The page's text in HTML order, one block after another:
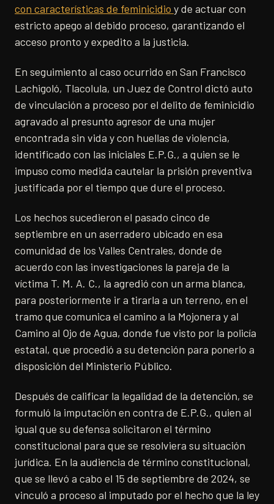
con características de feminicidio y de actuar con
estricto apego al debido proceso, garantizando el
acceso pronto y expedito a la justicia.
En seguimiento al caso ocurrido en San Francisco
Lachigoló, Tlacolula, un Juez de Control dictó auto
de vinculación a proceso por el delito de feminicidio
agravado al presunto agresor de una mujer
encontrada sin vida y con huellas de violencia,
identificado con las iniciales E.P.G., a quien se le
impuso como medida cautelar la prisión preventiva
justificada por el tiempo que dure el proceso.
Los hechos sucedieron el pasado cinco de
septiembre en un aserradero ubicado en esa
comunidad de los Valles Centrales, donde de
acuerdo con las investigaciones la pareja de la
víctima T. M. A. C., la agredió con un arma blanca,
para posteriormente ir a tirarla a un terreno, en el
tramo que comunica el camino a la Mojonera y al
Camino al Ojo de Agua, donde fue visto por la policía
estatal, que procedió a su detención para ponerlo a
disposición del Ministerio Público.
Después de calificar la legalidad de la detención, se
formuló la imputación en contra de E.P.G., quien al
igual que su defensa solicitaron el término
constitucional para que se resolviera su situación
jurídica. En la audiencia de término constitucional,
que se llevó a cabo el 15 de septiembre de 2024, se
vinculó a proceso al imputado por el hecho que la ley